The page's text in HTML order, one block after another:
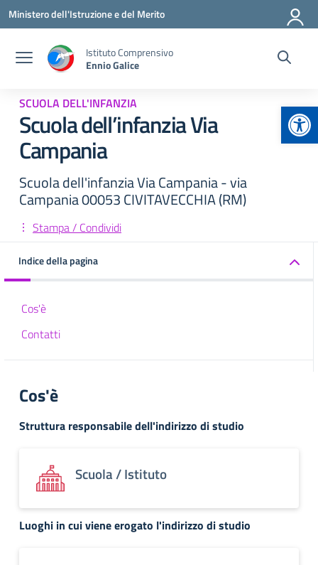
Vai ai contenuti
Vai al menu di navigazione
Vai al footer
Ministero dell'Istruzione e del Merito
Istituto Comprensivo
Ennio Galice
SCUOLA DELL'INFANZIA
Scuola dell’infanzia Via
Campania
Scuola dell'infanzia Via Campania - via
Campania 00053 CIVITAVECCHIA (RM)
Stampa / Condividi
Indice della pagina
Cos'è
Contatti
Cos'è
Struttura responsabile dell'indirizzo di studio
Scuola / Istituto
Luoghi in cui viene erogato l'indirizzo di studio